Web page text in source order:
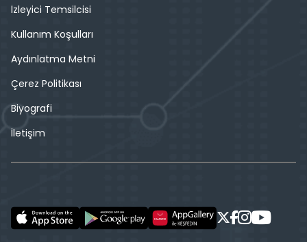
İzleyici Temsilcisi
Kullanım Koşulları
Aydınlatma Metni
Çerez Politikası
Biyografi
İletişim